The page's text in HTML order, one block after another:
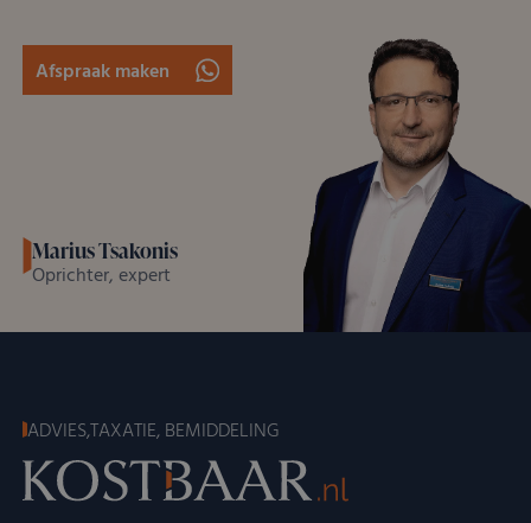
Afspraak maken
Marius Tsakonis
Oprichter, expert
ADVIES,TAXATIE, BEMIDDELING